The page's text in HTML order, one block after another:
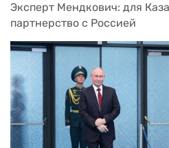
Эксперт Мендкович: для
партнерство с Россией